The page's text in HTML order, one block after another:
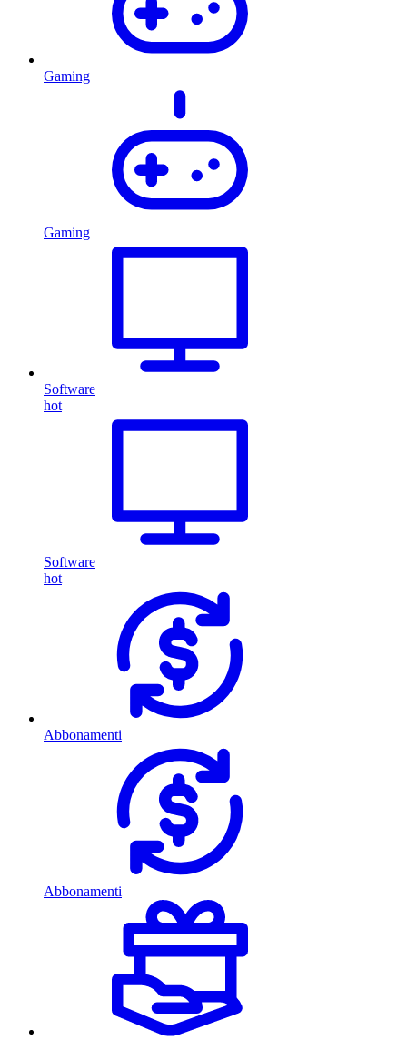
Gaming
Gaming
Software
hot
Software
hot
Abbonamenti
Abbonamenti